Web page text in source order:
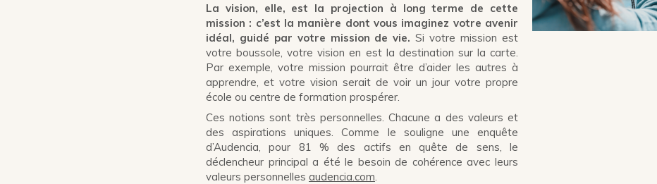
La vision, elle, est la projection à long terme de cette
mission : c’est la manière dont vous imaginez votre avenir
idéal, guidé par votre mission de vie. Si votre mission est
votre boussole, votre vision en est la destination sur la carte.
Par exemple, votre mission pourrait être d’aider les autres à
apprendre, et votre vision serait de voir un jour votre propre
école ou centre de formation prospérer.
Ces notions sont très personnelles. Chacune a des valeurs et
des aspirations uniques. Comme le souligne une enquête
d’Audencia, pour 81 % des actifs en quête de sens, le
déclencheur principal a été le besoin de cohérence avec leurs
valeurs personnelles audencia.com